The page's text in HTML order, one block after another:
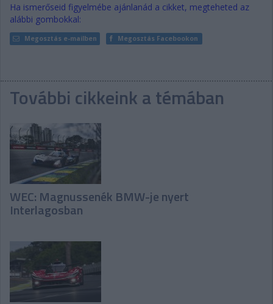
Ha ismerőseid figyelmébe ajánlanád a cikket, megteheted az
alábbi gombokkal:
Megosztás e-mailben Megosztás Facebookon
További cikkeink a témában
WEC: Magnussenék BMW-je nyert
Interlagosban